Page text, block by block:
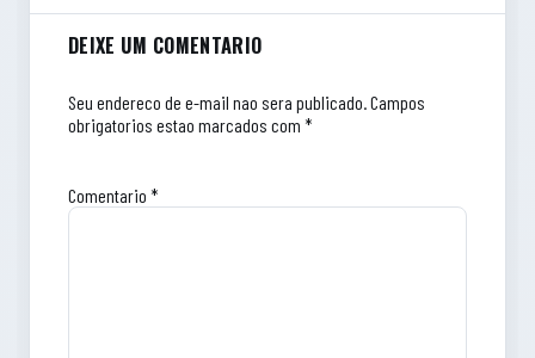
Comentarios do artigo
DEIXE UM COMENTARIO
Seu endereco de e-mail nao sera publicado.Campos
obrigatorios estao marcados com *
Comentario *